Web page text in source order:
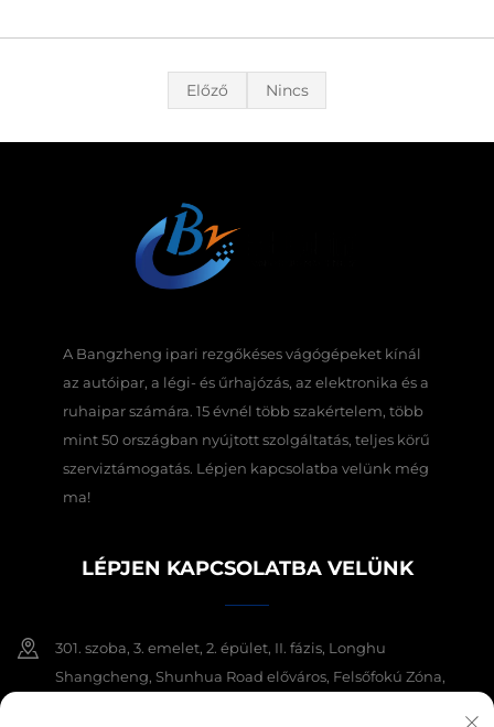
Előző Nincs
A Bangzheng ipari rezgőkéses vágógépeket kínál
az autóipar, a légi- és űrhajózás, az elektronika és a
ruhaipar számára. 15 évnél több szakértelem, több
mint 50 országban nyújtott szolgáltatás, teljes körű
szerviztámogatás. Lépjen kapcsolatba velünk még
ma!
LÉPJEN KAPCSOLATBA VELÜNK
301. szoba, 3. emelet, 2. épület, II. fázis, Longhu
Shangcheng, Shunhua Road előváros, Felsőfokú Zóna,